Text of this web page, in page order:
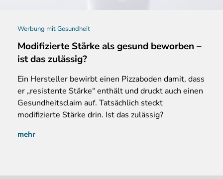
Werbung mit Gesundheit
Modifizierte Stärke als gesund beworben –
ist das zulässig?
Ein Hersteller bewirbt einen Pizzaboden damit, dass
er „resistente Stärke“ enthält und druckt auch einen
Gesundheitsclaim auf. Tatsächlich steckt
modifizierte Stärke drin. Ist das zulässig?
mehr